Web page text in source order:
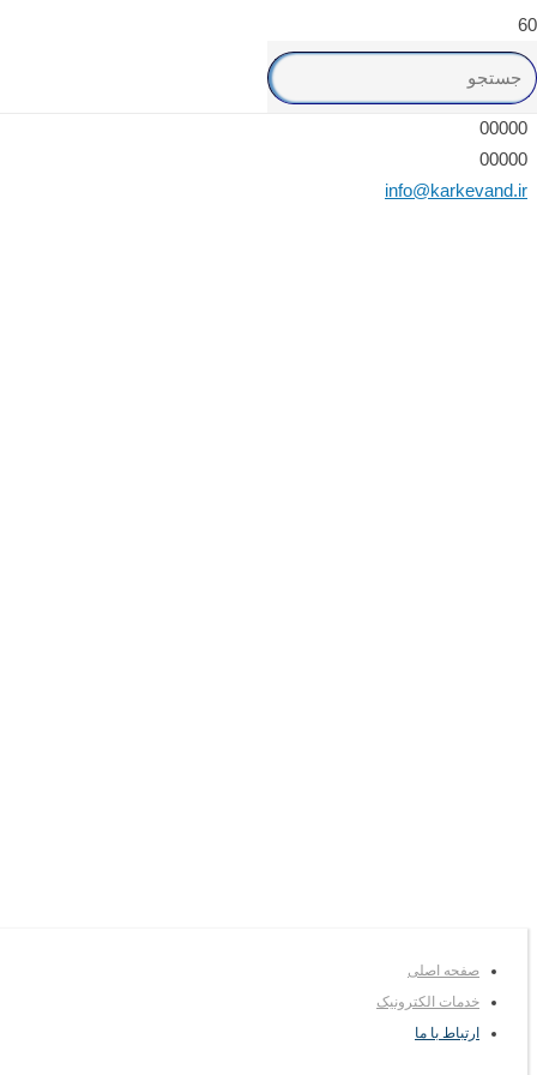
کرکوند،
00000
00000
info@karkevand.ir
صفحه اصلی
خدمات الکترونیک
ارتباط با ما